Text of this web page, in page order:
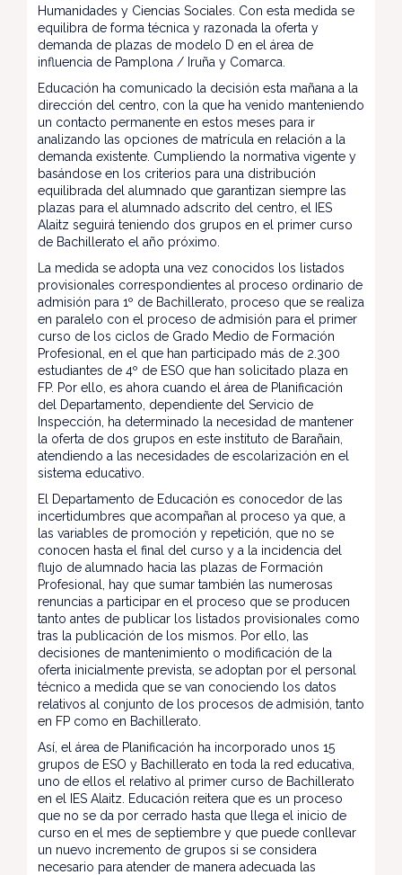
Humanidades y Ciencias Sociales. Con esta medida se
equilibra de forma técnica y razonada la oferta y
demanda de plazas de modelo D en el área de
influencia de Pamplona / Iruña y Comarca.
Educación ha comunicado la decisión esta mañana a la
dirección del centro, con la que ha venido manteniendo
un contacto permanente en estos meses para ir
analizando las opciones de matrícula en relación a la
demanda existente. Cumpliendo la normativa vigente y
basándose en los criterios para una distribución
equilibrada del alumnado que garantizan siempre las
plazas para el alumnado adscrito del centro, el IES
Alaitz seguirá teniendo dos grupos en el primer curso
de Bachillerato el año próximo.
La medida se adopta una vez conocidos los listados
provisionales correspondientes al proceso ordinario de
admisión para 1º de Bachillerato, proceso que se realiza
en paralelo con el proceso de admisión para el primer
curso de los ciclos de Grado Medio de Formación
Profesional, en el que han participado más de 2.300
estudiantes de 4º de ESO que han solicitado plaza en
FP. Por ello, es ahora cuando el área de Planificación
del Departamento, dependiente del Servicio de
Inspección, ha determinado la necesidad de mantener
la oferta de dos grupos en este instituto de Barañain,
atendiendo a las necesidades de escolarización en el
sistema educativo.
El Departamento de Educación es conocedor de las
incertidumbres que acompañan al proceso ya que, a
las variables de promoción y repetición, que no se
conocen hasta el final del curso y a la incidencia del
flujo de alumnado hacia las plazas de Formación
Profesional, hay que sumar también las numerosas
renuncias a participar en el proceso que se producen
tanto antes de publicar los listados provisionales como
tras la publicación de los mismos. Por ello, las
decisiones de mantenimiento o modificación de la
oferta inicialmente prevista, se adoptan por el personal
técnico a medida que se van conociendo los datos
relativos al conjunto de los procesos de admisión, tanto
en FP como en Bachillerato.
Así, el área de Planificación ha incorporado unos 15
grupos de ESO y Bachillerato en toda la red educativa,
uno de ellos el relativo al primer curso de Bachillerato
en el IES Alaitz. Educación reitera que es un proceso
que no se da por cerrado hasta que llega el inicio de
curso en el mes de septiembre y que puede conllevar
un nuevo incremento de grupos si se considera
necesario para atender de manera adecuada las